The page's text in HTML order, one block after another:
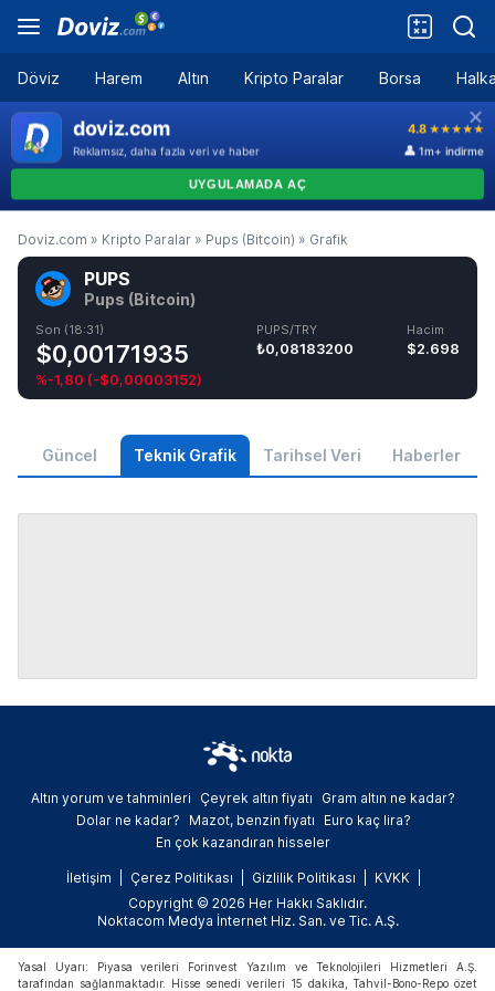
Döviz Harem Altın Kripto Paralar Borsa
Doviz.com » Kripto Paralar » Pups (Bitcoin) » Grafik
PUPS
Pups (Bitcoin)
Son (18:31)
$0,00171935
%-1,80 (-$0,00003152)
PUPS/TRY
₺0,08183200
Hacim
$2.698
Güncel Teknik Grafik Tarihsel Veri Haberler
Altın yorum ve tahminleri Çeyrek altın fiyatı
Gram altın ne kadar?
Dolar ne kadar?
Mazot, benzin fiyatı
Euro kaç lira?
En çok kazandıran hisseler
İletişim Çerez Politikası Gizlilik Politikası
KVKK
Copyright © 2026 Her Hakkı Saklıdır.
Noktacom Medya İnternet Hiz. San. ve Tic. A.Ş.
Yasal Uyarı: Piyasa verileri Forinvest Yazılım ve Teknolojileri Hizmetleri A.Ş.
tarafından sağlanmaktadır. Hisse senedi verileri 15 dakika, Tahvil-Bono-Repo özet